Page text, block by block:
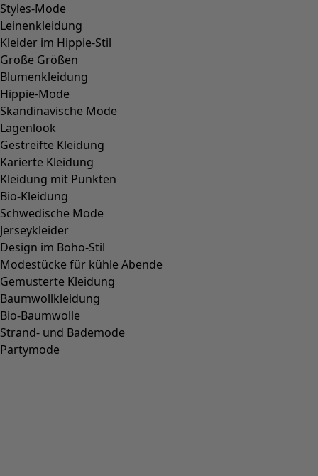
Styles-Mode
Leinenkleidung
Kleider im Hippie-Stil
Große Größen
Blumenkleidung
Hippie-Mode
Skandinavische Mode
Lagenlook
Gestreifte Kleidung
Karierte Kleidung
Kleidung mit Punkten
Bio-Kleidung
Schwedische Mode
Jerseykleider
Design im Boho-Stil
Modestücke für kühle Abende
Gemusterte Kleidung
Baumwollkleidung
Bio-Baumwolle
Strand- und Bademode
Partymode